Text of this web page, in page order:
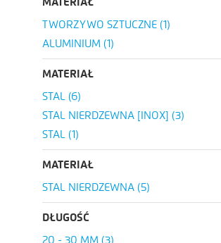
TWORZYWO SZTUCZNE (1)
ALUMINIUM (1)
MATERIAŁ
STAL (6)
STAL NIERDZEWNA [INOX] (3)
STAL (1)
MATERIAŁ
STAL NIERDZEWNA (5)
DŁUGOŚĆ
20 - 30 MM (3)